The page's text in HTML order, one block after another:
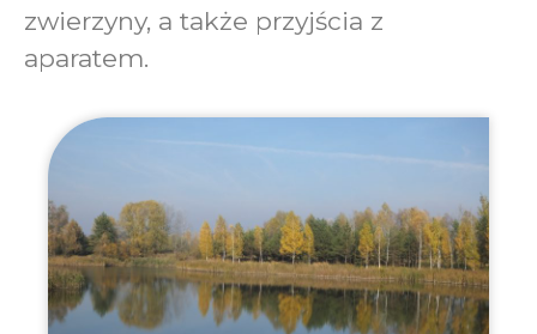
zwierzyny, a także przyjścia z
aparatem.